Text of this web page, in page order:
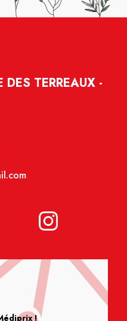
TERREAUX -
!